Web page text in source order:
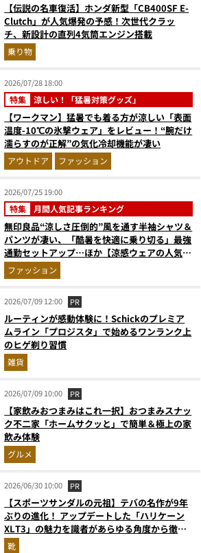
【伝説の名車復活】ホンダ新型「CB400SF E-
Clutch」が人気爆発の予感！次世代クラッ
チ、新設計の直列4気筒エンジン搭載
乗り物
2026/07/28 18:00
特集 涼しい！「猛暑対策グッズ」
【ワークマン】猛暑でも着る方が涼しい「表面
温度-10℃の氷撃ウェア」をレビュー！“腕だけ
濡らすのが正解”の気化冷却機能が凄い
アウトドア ファッション
2026/07/25 19:00
特集 月間人気記事ランキング
無印良品“涼しさ圧倒的”風を通す半袖シャツ＆
パンツが凄い、「酷暑を快適に乗り切る」最強
通勤セットアップ…ほか【涼感ウェアの人気記
事ランキングベスト3】（2026年6月版）
ファッション
2026/07/09 12:00 PR
ルーティンが感動体験に！Schickのプレミア
ムライン「プロジスタ」で始めるワンランク上
のヒゲ剃り習慣
雑貨
2026/07/09 10:00 PR
【家飲みおつまみはこれ一択】おつまみスナッ
ク不二家「ホームサクッと」で簡単＆極上の家
飲み体験
グルメ
2026/06/30 10:00 PR
【スポーツサンダルの元祖】テバの名作が9年
ぶりの進化！ アップデートした「ハリケーン
XLT3」の魅力を識者があらゆる角度から徹底
解説！
靴